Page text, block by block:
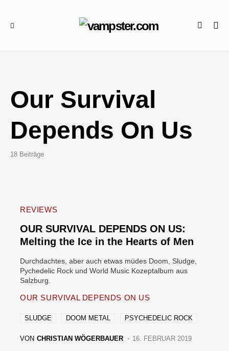
Our Survival
Depends On Us
18 Beiträge
REVIEWS
OUR SURVIVAL DEPENDS ON US:
Melting the Ice in the Hearts of Men
Durchdachtes, aber auch etwas müdes Doom, Sludge,
Pychedelic Rock und World Music Kozeptalbum aus
Salzburg.
OUR SURVIVAL DEPENDS ON US
SLUDGE DOOM METAL PSYCHEDELIC ROCK
VON CHRISTIAN WÖGERBAUER 16. FEBRUAR 2019